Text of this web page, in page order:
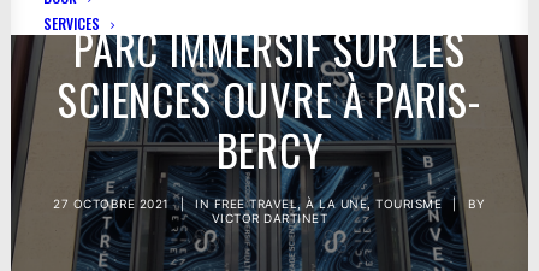
SERVICESPARC IMMERSIF SUR LES
SCIENCES OUVRE À PARIS-
BERCY
27 OCTOBRE 2021 | INFREE TRAVEL,À LA UNE,TOURISME |
BY
VICTOR DARTINET